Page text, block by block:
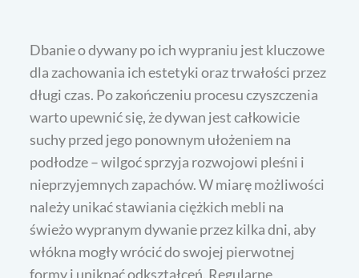
Dbanie o dywany po ich wypraniu jest kluczowe
dla zachowania ich estetyki oraz trwałości przez
długi czas. Po zakończeniu procesu czyszczenia
warto upewnić się, że dywan jest całkowicie
suchy przed jego ponownym ułożeniem na
podłodze – wilgoć sprzyja rozwojowi pleśni i
nieprzyjemnych zapachów. W miarę możliwości
należy unikać stawiania ciężkich mebli na
świeżo wypranym dywanie przez kilka dni, aby
włókna mogły wrócić do swojej pierwotnej
formy i uniknąć odkształceń. Regularne